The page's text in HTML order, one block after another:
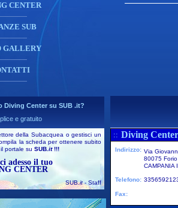
CENTER
SUB
GALLERY
Diving Center su SUB .it?
e gratuito
della Subacquea o gestisci un
la scheda per ottenere subito
portale su SUB .it!!!
adesso il tuo
CENTER
SUB.it- Staff
:: Diving
Indirizzo: Via
80075
CAMPANIA
Telefono:
Fax: